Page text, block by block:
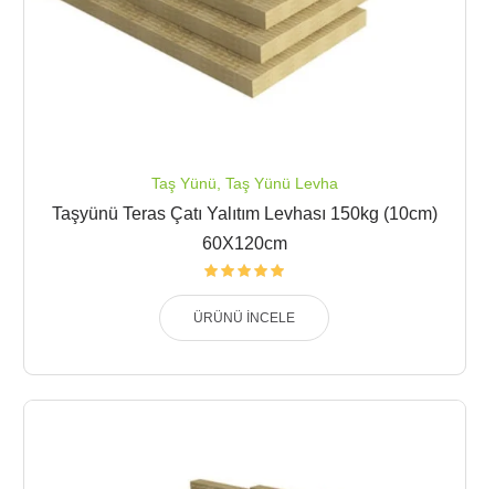
Taş Yünü, Taş Yünü Levha
Taşyünü Teras Çatı Yalıtım Levhası 150kg (10cm)
60X120cm
ÜRÜNÜ İNCELE